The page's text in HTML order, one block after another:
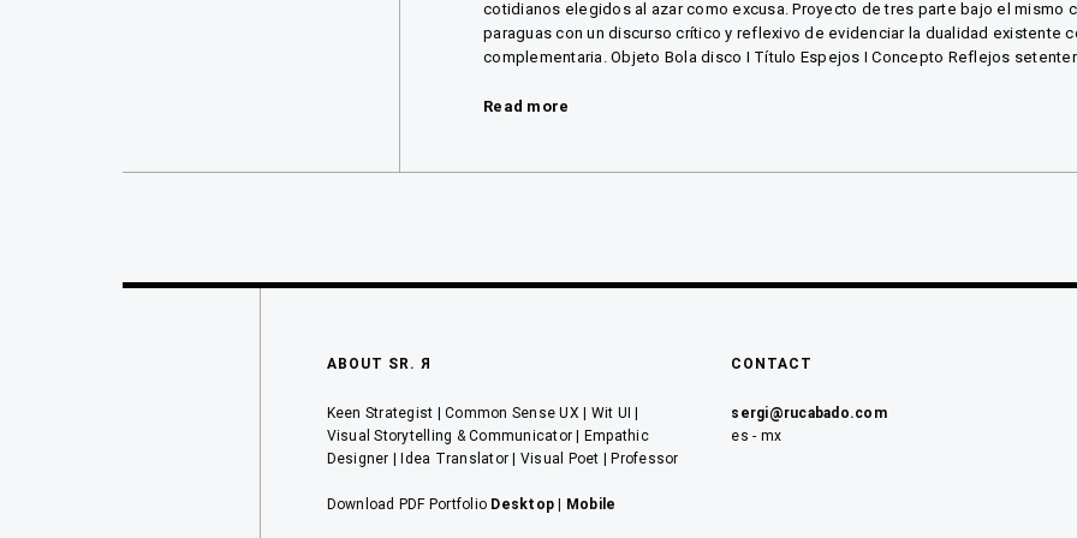
cotidianos elegidos al azar como excusa. Proyecto de tres parte bajo el mismo
paraguas con un discurso crítico y reflexivo de evidenciar la dualidad existente
complementaria. Objeto Bola disco I Título Espejos I Concepto Reflejos
Read more
entradas
ABOUT SR. Я
Keen Strategist | Common Sense UX | Wit UI |
Visual Storytelling & Communicator | Empathic
Designer | Idea Translator | Visual Poet | Professor
Download PDF Portfolio Desktop Mobile
CONTACT
sergi@rucabado.com
es - mx